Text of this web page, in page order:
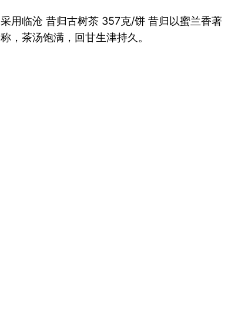
采用临沧 昔归古树茶 357克/饼 昔归以蜜兰香著
称，茶汤饱满，回甘生津持久。